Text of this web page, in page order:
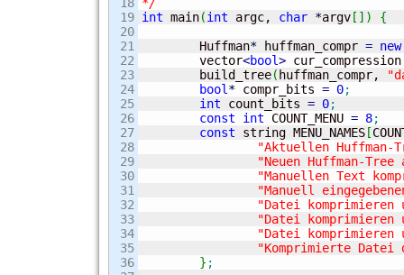
18
19
20
21
22
23
24
25
26
27
28
29
30
31
32
33
34
35
36
*/
int main(int argc, char *argv [ ] )
{
	Huffman
* huffman_compr = new
	vector
<bool> cur_compression
	build_tree
( huffman_compr,
bool* compr_bits = 0;
int count_bits = 0;
const
int COUNT_MENU = 8;
const string MENU_NAMES [
"Aktuellen Huffman-
"Neuen Huffman-
"Manuellen Text
"Manuell
"Datei
"Datei
"Datei komprimieren
"Komprimierte Datei
} ;